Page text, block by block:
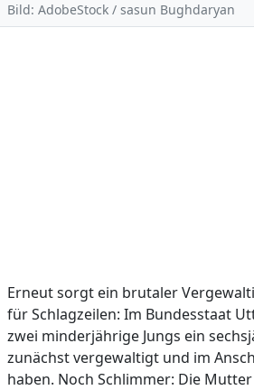
Bild: AdobeStock / sasun Bughdaryan
Erneut sorgt ein brutaler
für Schlagzeilen: Im Bundesstaat
zwei minderjährige Jungs ein
zunächst vergewaltigt und im
haben. Noch Schlimmer: Die